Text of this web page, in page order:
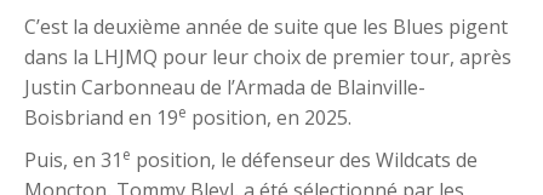
C’est la deuxième année de suite que les Blues pigent
dans la LHJMQ pour leur choix de premier tour, après
Justin Carbonneau de l’Armada de Blainville-
Boisbriand en 19e position, en 2025.
Puis, en 31 e position, le défenseur des Wildcats de